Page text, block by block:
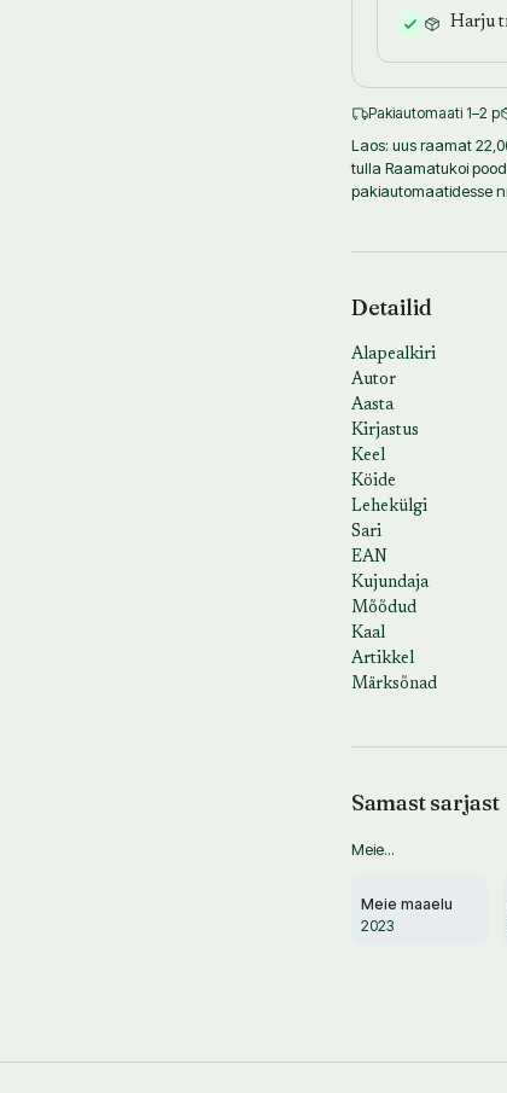
Harju
Pakiautomaati 1–2 p
Laos: uus raamat
tulla Raamatukoi
pakiautomaatidesse
Detailid
Alapealkiri
Autor
Aasta
Kirjastus
Keel
Köide
Lehekülgi
Sari
EAN
Kujundaja
Mõõdud
Kaal
Artikkel
Märksõnad
Samast sarjast
Meie...
Meie maaelu
2023